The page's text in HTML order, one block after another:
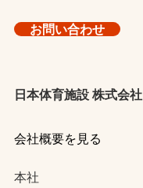
お問い合わせ
日本体育施設 株式会社
会社概要を見る
本社